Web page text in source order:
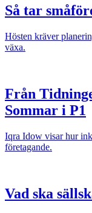
Så tar
Hösten kräver
växa.
Från
Sommar i P1
Iqra Idow visar hur
företagande.
Vad ska